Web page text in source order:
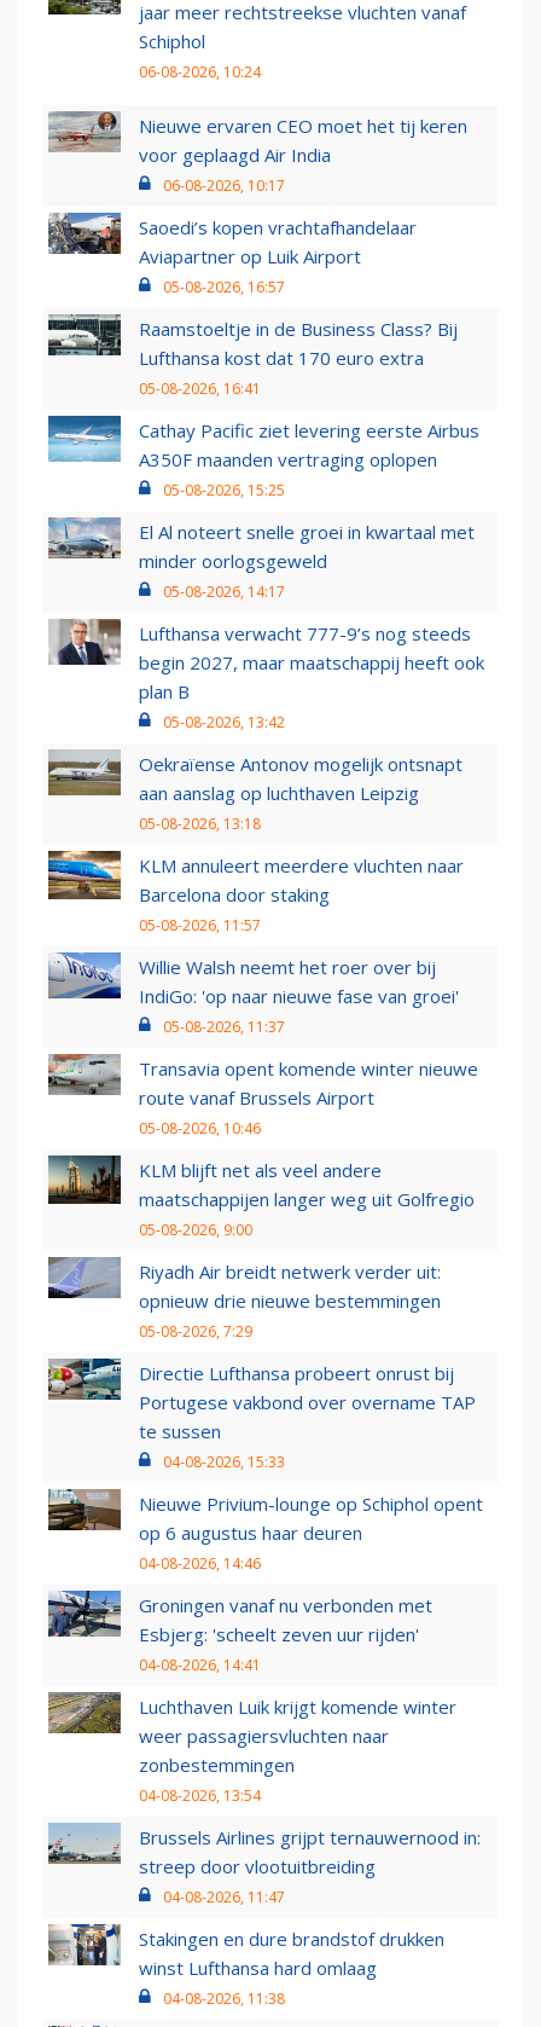
jaar meer rechtstreekse vluchten vanaf
Schiphol
06-08-2026, 10:24
Nieuwe ervaren CEO moet het tij keren
voor geplaagd Air India
06-08-2026, 10:17
Saoedi’s kopen vrachtafhandelaar
Aviapartner op Luik Airport
05-08-2026, 16:57
Raamstoeltje in de Business Class? Bij
Lufthansa kost dat 170 euro extra
05-08-2026, 16:41
Cathay Pacific ziet levering eerste Airbus
A350F maanden vertraging oplopen
05-08-2026, 15:25
El Al noteert snelle groei in kwartaal met
minder oorlogsgeweld
05-08-2026, 14:17
Lufthansa verwacht 777-9’s nog steeds
begin 2027, maar maatschappij heeft ook
plan B
05-08-2026, 13:42
Oekraïense Antonov mogelijk ontsnapt
aan aanslag op luchthaven Leipzig
05-08-2026, 13:18
KLM annuleert meerdere vluchten naar
Barcelona door staking
05-08-2026, 11:57
Willie Walsh neemt het roer over bij
IndiGo: 'op naar nieuwe fase van groei'
05-08-2026, 11:37
Transavia opent komende winter nieuwe
route vanaf Brussels Airport
05-08-2026, 10:46
KLM blijft net als veel andere
maatschappijen langer weg uit Golfregio
05-08-2026, 9:00
Riyadh Air breidt netwerk verder uit:
opnieuw drie nieuwe bestemmingen
05-08-2026, 7:29
Directie Lufthansa probeert onrust bij
Portugese vakbond over overname TAP
te sussen
04-08-2026, 15:33
Nieuwe Privium-lounge op Schiphol opent
op 6 augustus haar deuren
04-08-2026, 14:46
Groningen vanaf nu verbonden met
Esbjerg: 'scheelt zeven uur rijden'
04-08-2026, 14:41
Luchthaven Luik krijgt komende winter
weer passagiersvluchten naar
zonbestemmingen
04-08-2026, 13:54
Brussels Airlines grijpt ternauwernood in:
streep door vlootuitbreiding
04-08-2026, 11:47
Stakingen en dure brandstof drukken
winst Lufthansa hard omlaag
04-08-2026, 11:38